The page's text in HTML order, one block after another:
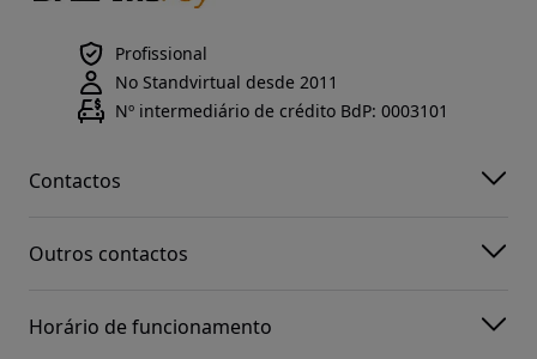
Profissional
No Standvirtual desde 2011
Nº intermediário de crédito BdP: 0003101
Contactos
Outros contactos
Horário de funcionamento